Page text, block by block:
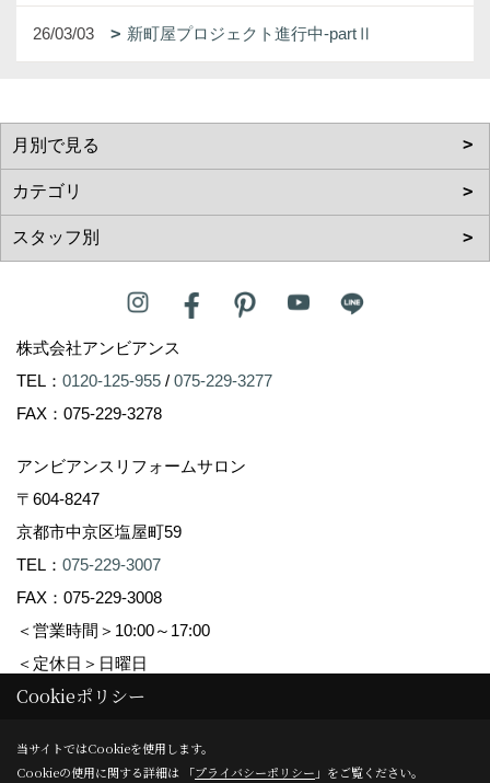
26/03/03 新町屋プロジェクト進行中-partⅡ
株式会社アンビアンス
TEL： 0120-125-955 / 075-229-3277
FAX：075-229-3278
アンビアンスリフォームサロン
〒604-8247
京都市中京区塩屋町59
TEL： 075-229-3007
FAX：075-229-3008
＜営業時間＞10:00～17:00
＜定休日＞日曜日
Copyright (c) Ambiance Co.,Ltd. All Rights Reserved.
Produced byゴデスクリエイト
Cookieポリシー
当サイトではCookieを使用します。
Cookieの使用に関する詳細は 「プライバシーポリシー 」をご覧ください。